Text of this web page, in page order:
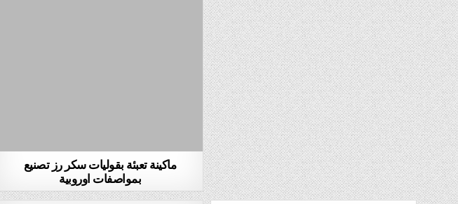
ماكينة تعبئة بقوليات سكر رز تصنيع
بمواصفات اوروبية